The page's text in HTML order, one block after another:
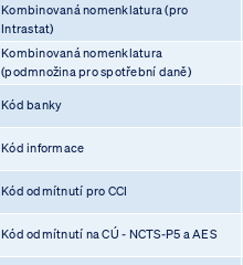
Kombinovaná nomenklatura (pro
Intrastat)
Kombinovaná nomenklatura
(podmnožina pro spotřební daně)
Kód banky
Kód informace
Kód odmítnutí pro CCI
Kód odmítnutí na CÚ - NCTS-P5 a AES